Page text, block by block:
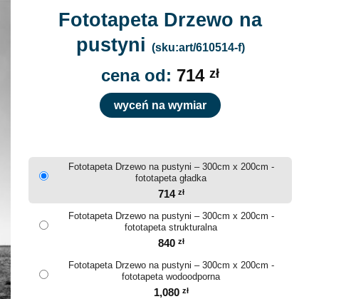
Fototapeta Drzewo na
pustyni (sku:art/610514-f)
cena od: 714 zł
wyceń na wymiar
Fototapeta Drzewo na pustyni – 300cm x 200cm -
fototapeta gładka
714 zł
Fototapeta Drzewo na pustyni – 300cm x 200cm -
fototapeta strukturalna
840 zł
Fototapeta Drzewo na pustyni – 300cm x 200cm -
fototapeta wodoodporna
1,080 zł